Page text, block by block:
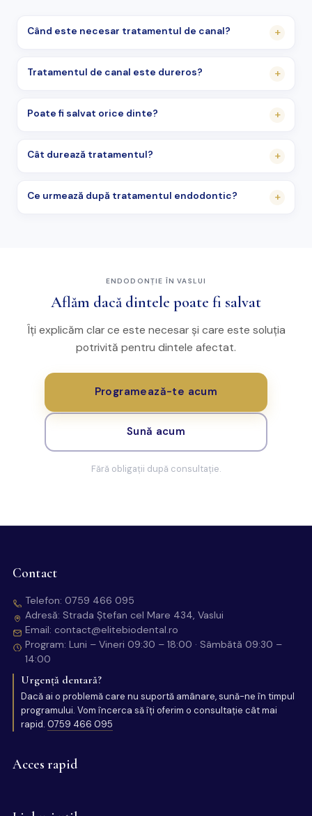
Când este necesar tratamentul de canal? +
Tratamentul de canal este dureros? +
Poate fi salvat orice dinte? +
Cât durează tratamentul? +
Ce urmează după tratamentul endodontic? +
ENDODONȚIE ÎN VASLUI
Aflăm dacă dintele poate fi salvat
Îți explicăm clar ce este necesar și care este soluția
potrivită pentru dintele afectat.
Programează-te acum
Sună acum
Fără obligații după consultație.
Contact
Telefon: 0759 466 095
Adresă: Strada Ștefan cel Mare 434, Vaslui
Email: contact@elitebiodental.ro
Program: Luni – Vineri 09:30 – 18:00 · Sâmbătă 09:30 –
14:00
Urgență dentară?
Dacă ai o problemă care nu suportă amânare, sună-ne în timpul
programului. Vom încerca să îți oferim o consultație cât mai
rapid. 0759 466 095
Acces rapid